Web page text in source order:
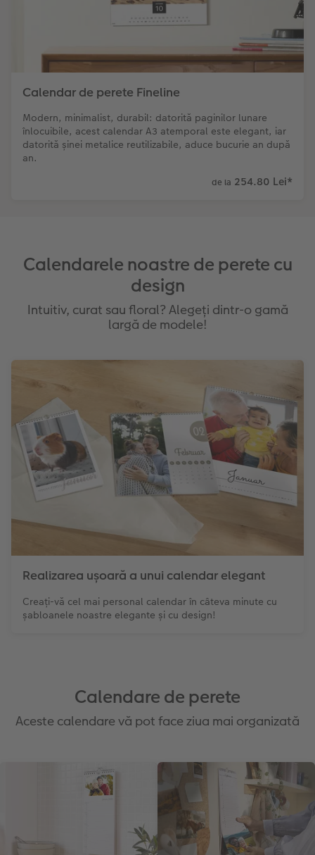
Calendar de perete Fineline
Modern, minimalist, durabil: datorită paginilor lunare
înlocuibile, acest calendar A3 atemporal este elegant, iar
datorită șinei metalice reutilizabile, aduce bucurie an după
an.
de la 254.80 Lei*
Calendarele noastre de perete cu
design
Intuitiv, curat sau floral? Alegeți dintr-o gamă
largă de modele!
Realizarea ușoară a unui calendar elegant
Creați-vă cel mai personal calendar în câteva minute cu
șabloanele noastre elegante și cu design!
Calendare de perete
Aceste calendare vă pot face ziua mai organizată